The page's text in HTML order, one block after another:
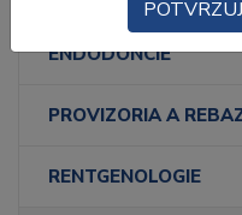
ENDODONCIE
PROVIZORIA A
RENTGENOLOGIE